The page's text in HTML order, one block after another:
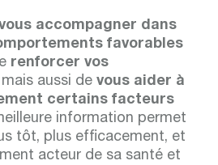
accompagner dans
favorables
renforcer vos
mais aussi de vous aider à
certains facteurs
information permet
tôt, plus efficacement, et
acteur de sa santé et